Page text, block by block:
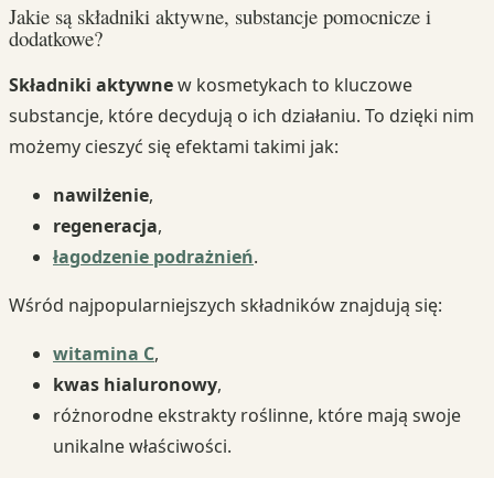
Jakie są składniki aktywne, substancje pomocnicze i
dodatkowe?
Składniki aktywnew kosmetykach to kluczowe
substancje, które decydują o ich działaniu. To dzięki nim
możemy cieszyć się efektami takimi jak:
nawilżenie,
regeneracja,
łagodzenie podrażnień.
Wśród najpopularniejszych składników znajdują się:
witamina C,
kwas hialuronowy,
różnorodne ekstrakty roślinne, które mają swoje
unikalne właściwości.